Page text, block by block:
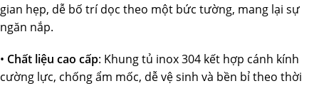
gian hẹp, dễ bố trí dọc theo một bức tường, mang lại sự
ngăn nắp.
• Chất liệu cao cấp: Khung tủ inox 304 kết hợp cánh kính
cường lực, chống ẩm mốc, dễ vệ sinh và bền bỉ theo thời